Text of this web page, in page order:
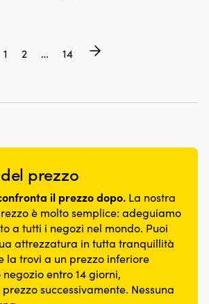
1 2 … 14
prezzo
il prezzo dopo. La nostra
è molto semplice: adeguiamo
a tutti i negozi nel mondo. Puoi
attrezzatura in tutta tranquillità
la trovi a un prezzo inferiore
entro 14 giorni,
successivamente. Nessuna